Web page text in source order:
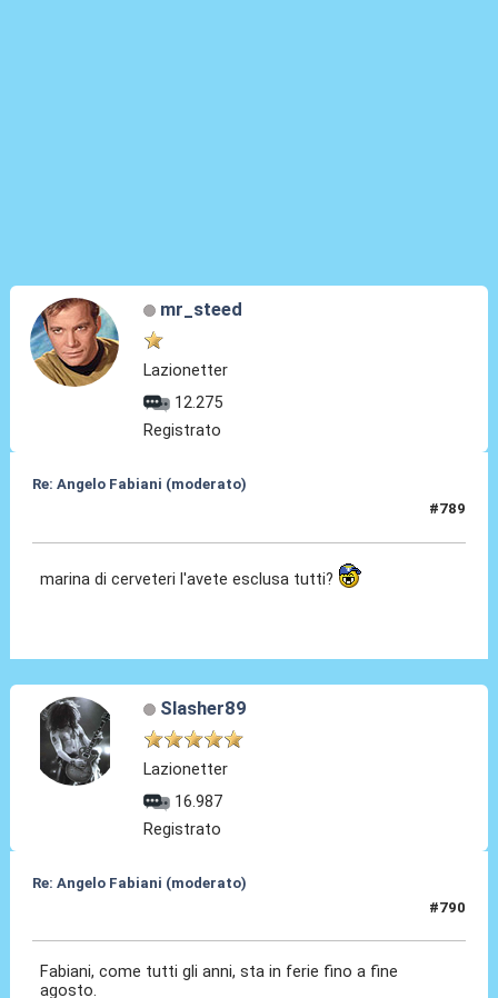
mr_steed
Lazionetter
12.275
Registrato
Re: Angelo Fabiani (moderato)
#789
marina di cerveteri l'avete esclusa tutti?
Slasher89
Lazionetter
16.987
Registrato
Re: Angelo Fabiani (moderato)
#790
Fabiani, come tutti gli anni, sta in ferie fino a fine
agosto.